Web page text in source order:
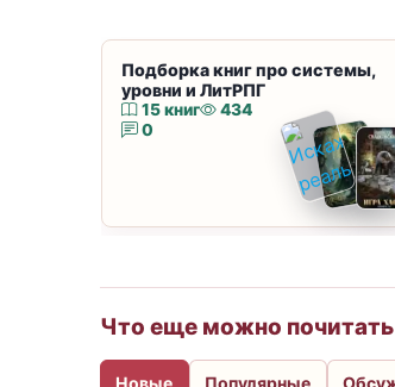
Подборка книг про системы,
уровни и ЛитРПГ
15 книг
434
0
Что еще можно почитать
Новые Популярные